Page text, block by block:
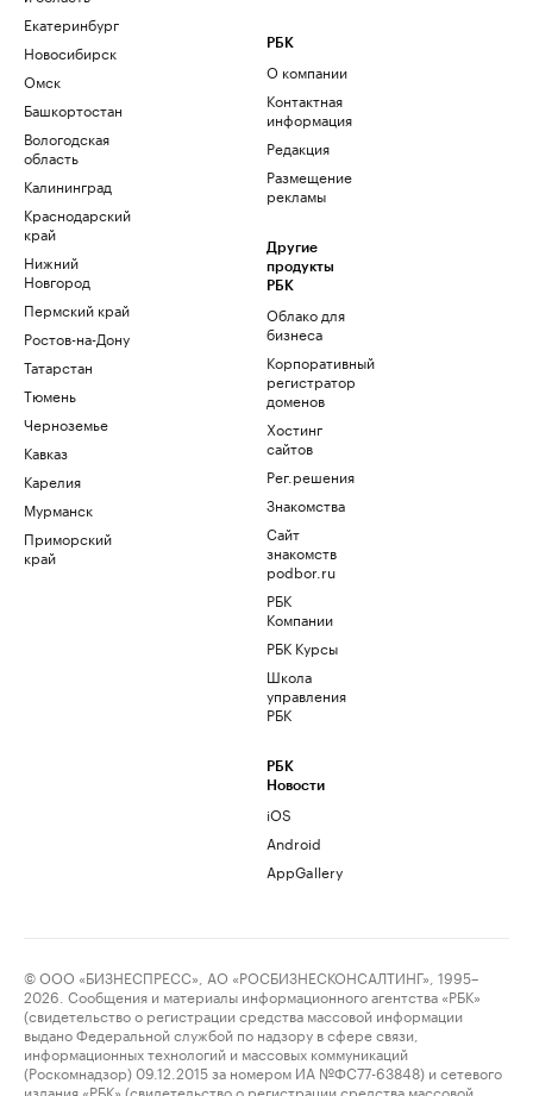
Екатеринбург
Новосибирск
Омск
Башкортостан
Вологодская
область
Калининград
Краснодарский
край
Нижний
Новгород
Пермский край
Ростов-на-Дону
Татарстан
Тюмень
Черноземье
Кавказ
Карелия
Мурманск
Приморский
край
РБК
О компании
Контактная
информация
Редакция
Размещение
рекламы
Другие
продукты
РБК
Облако для
бизнеса
Корпоративный
регистратор
доменов
Хостинг
сайтов
Рег.решения
Знакомства
Сайт
знакомств
podbor.ru
РБК
Компании
РБК Курсы
Школа
управления
РБК
РБК
Новости
iOS
Android
AppGallery
© ООО «БИЗНЕСПРЕСС», АО «РОСБИЗНЕСКОНСАЛТИНГ», 1995–
2026. Сообщения и материалы информационного агентства «РБК»
(свидетельство о регистрации средства массовой информации
выдано Федеральной службой по надзору в сфере связи,
информационных технологий и массовых коммуникаций
(Роскомнадзор) 09.12.2015 за номером ИА №ФС77-63848) и сетевого
издания «РБК» (свидетельство о регистрации средства массовой